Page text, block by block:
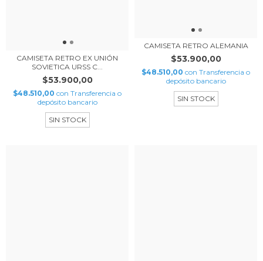
CAMISETA RETRO EX UNIÓN
SOVIETICA URSS C...
$53.900,00
$48.510,00 con Transferencia o
depósito bancario
SIN STOCK
CAMISETA RETRO ALEMANIA
$53.900,00
$48.510,00 con Transferencia o
depósito bancario
SIN STOCK